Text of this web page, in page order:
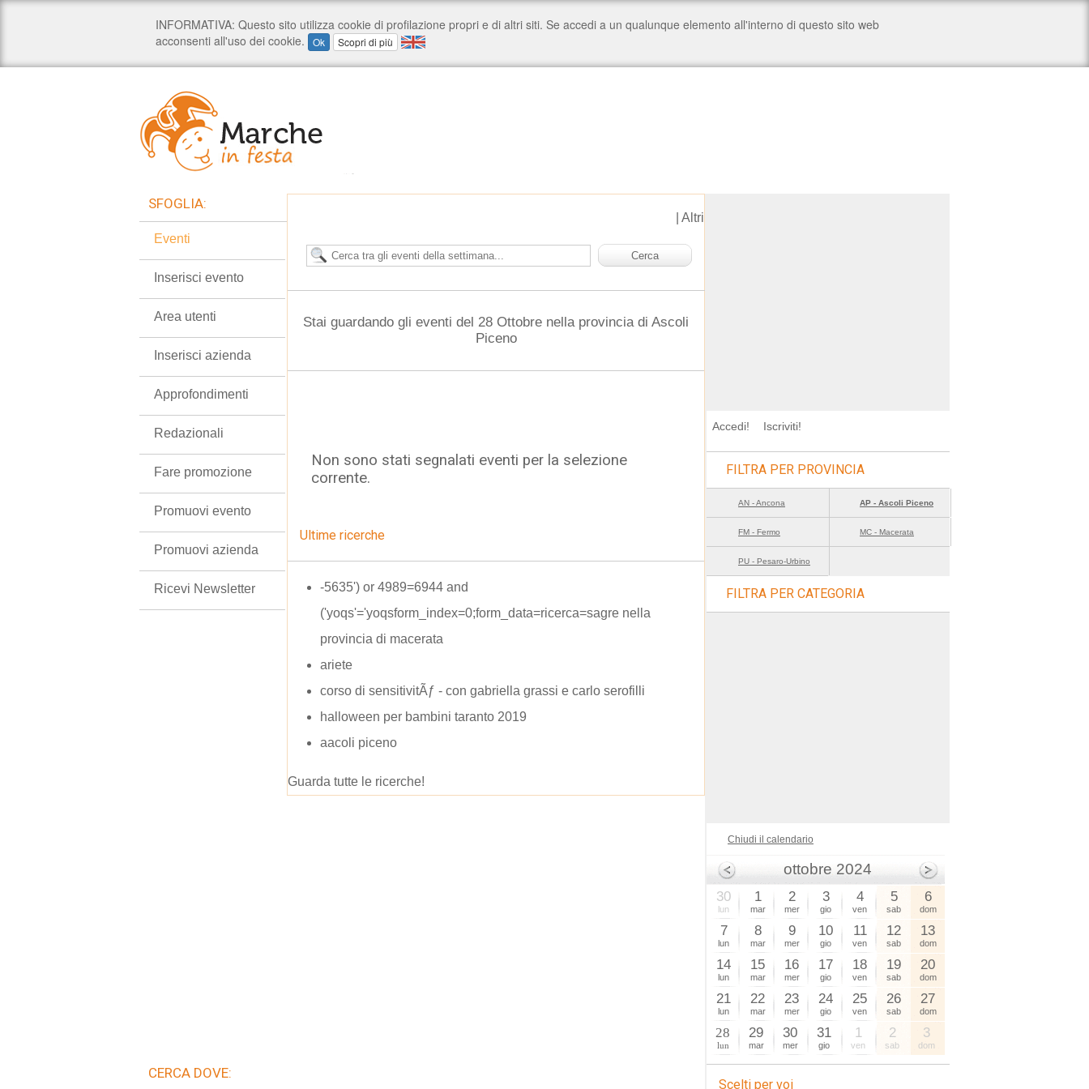
Altri
Stai guardando gli eventi del 28 Ottobre nella provincia di Ascoli
Piceno
Non sono stati segnalati eventi per la selezione
corrente.
Ultime ricerche
-5635') or 4989=6944 and
('yoqs'='yoqsform_index=0;form_data=ricerca=sagre nella
provincia di macerata
ariete
corso di sensitivitÃƒ - con gabriella grassi e carlo serofilli
halloween per bambini taranto 2019
aacoli piceno
Guarda tutte le ricerche!
SFOGLIA:
Eventi
Inserisci evento
Area utenti
Inserisci azienda
Approfondimenti
Redazionali
Fare promozione
Promuovi evento
Promuovi azienda
Ricevi Newsletter
CERCA DOVE:
Accedi! Iscriviti!
FILTRA PER PROVINCIA
AN - Ancona AP - Ascoli Piceno
FM - Fermo MC - Macerata
PU - Pesaro-Urbino
FILTRA PER CATEGORIA
Chiudi il calendario
ottobre 2024
30
lun
1
mar
2
mer
3
gio
4
ven
5
sab
6
dom
7
lun
8
mar
9
mer
10
gio
11
ven
12
sab
13
dom
14
lun
15
mar
16
mer
17
gio
18
ven
19
sab
20
dom
21
lun
22
mar
23
mer
24
gio
25
ven
26
sab
27
dom
28
lun
29
mar
30
mer
31
gio
1
ven
2
sab
3
dom
Scelti per voi